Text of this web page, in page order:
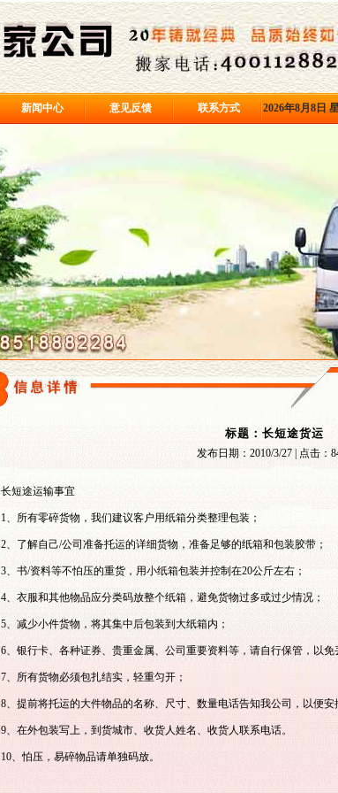
新闻中心 意见反馈 联系方式 2026年8月8日
标题：长短途货运
发布日期： 2010/3/27 | 点击：
长短途运输事宜
1、所有零碎货物，我们建议客户用纸箱分类整理包装；
2、了解自己/公司准备托运的详细货物，准备足够的纸箱和包装胶带；
3、书/资料等不怕压的重货，用小纸箱包装并控制在20公斤左右；
4、衣服和其他物品应分类码放整个纸箱，避免货物过多或过少情况；
5、减少小件货物，将其集中后包装到大纸箱内；
6、银行卡、各种证券、贵重金属、公司重要资料等，请自行保管，以免
7、所有货物必须包扎结实，轻重匀开；
8、提前将托运的大件物品的名称、尺寸、数量电话告知我公司，以便
9、在外包装写上，到货城市、收货人姓名、收货人联系电话。
10、怕压，易碎物品请单独码放。